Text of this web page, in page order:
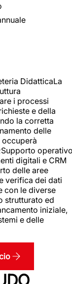
DidatticaLa
i processi
e della
la corretta
delle
digitali e CRM
delle aree
verifica dei dati
con le diverse
strutturato ed
iniziale,
e delle